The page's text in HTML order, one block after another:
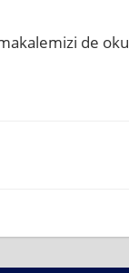
makalemizi de